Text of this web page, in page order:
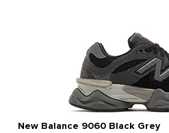
New Balance 9060 Black Grey